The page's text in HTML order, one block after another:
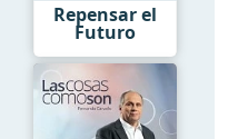
Repensar el
Futuro